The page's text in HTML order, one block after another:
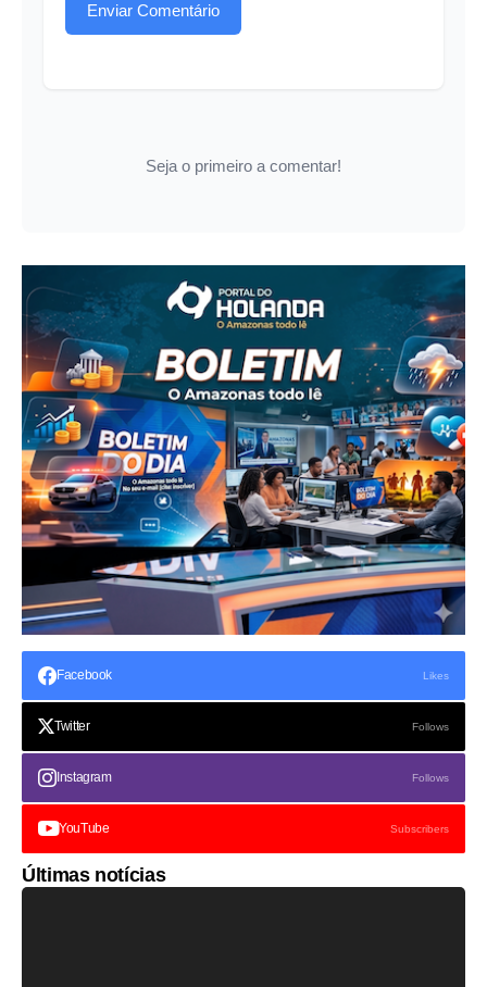
Enviar Comentário
Seja o primeiro a comentar!
Facebook Likes
Twitter Follows
Instagram Follows
YouTube Subscribers
Últimas notícias